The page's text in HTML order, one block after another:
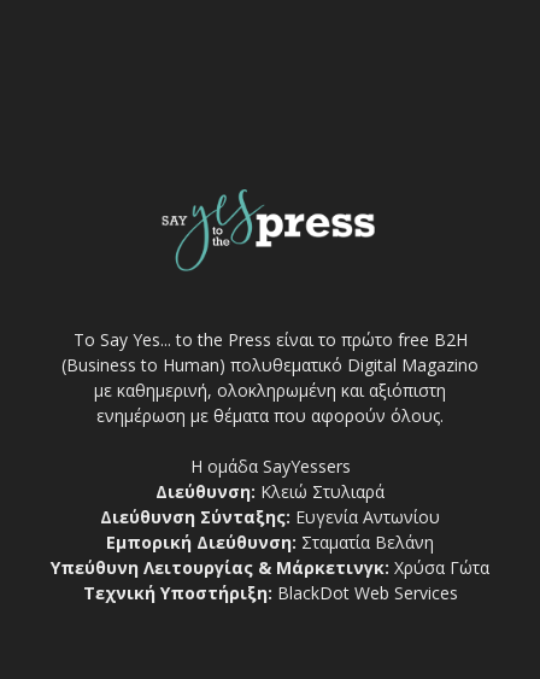
Το Say Yes... to the Press είναι το πρώτο free Β2Η
(Business to Human) πολυθεματικό Digital Magazino
με καθημερινή, ολοκληρωμένη και αξιόπιστη
ενημέρωση με θέματα που αφορούν όλους.
Η ομάδα SayYessers
Διεύθυνση: Κλειώ Στυλιαρά
Διεύθυνση Σύνταξης: Ευγενία Αντωνίου
Εμπορική Διεύθυνση: Σταματία Βελάνη
Υπεύθυνη Λειτουργίας & Μάρκετινγκ: Χρύσα Γώτα
Τεχνική Υποστήριξη: BlackDot Web Services